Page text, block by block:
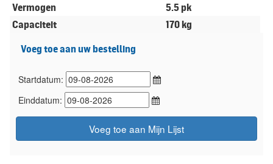
Vermogen
5.5 pk
Capaciteit
170 kg
Voeg toe aan uw bestelling
Startdatum:
Einddatum:
Voeg toe aan Mijn Lijst